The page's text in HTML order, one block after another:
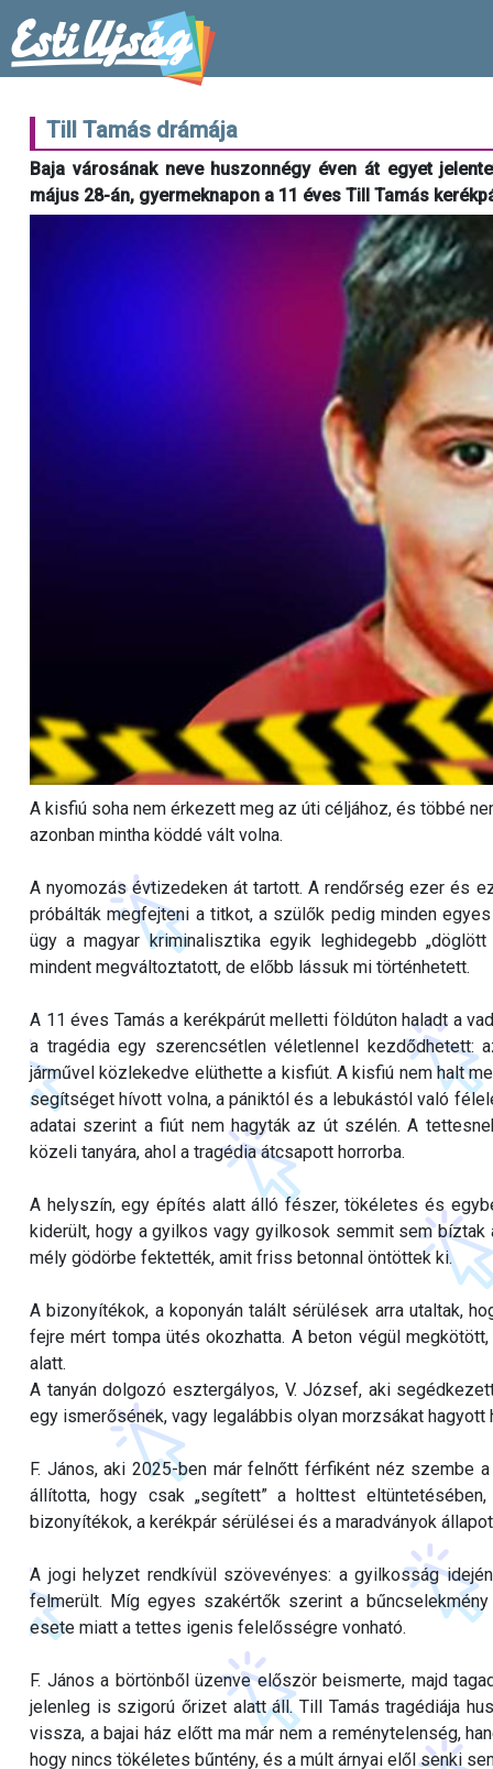
Till Tamás drámája
Baja városának neve huszonnégy éven át egyet
május 28-án, gyermeknapon a 11 éves Till Tamás
A kisfiú soha nem érkezett meg az úti céljához, és többé
azonban mintha köddé vált volna.
A nyomozás évtizedeken át tartott. A rendőrség ezer és
próbálták megfejteni a titkot, a szülők pedig minden
ügy a magyar kriminalisztika egyik leghidegebb
mindent megváltoztatott, de előbb lássuk mi történhetett.
A 11 éves Tamás a kerékpárút melletti földúton haladt a
a tragédia egy szerencsétlen véletlennel kezdődhetett:
járművel közlekedve elüthette a kisfiút. A kisfiú nem halt
segítséget hívott volna, a pániktól és a lebukástól való
adatai szerint a fiút nem hagyták az út szélén. A
közeli tanyára, ahol a tragédia átcsapott horrorba.
A helyszín, egy építés alatt álló fészer, tökéletes és
kiderült, hogy a gyilkos vagy gyilkosok semmit sem
mély gödörbe fektették, amit friss betonnal öntöttek ki.
A bizonyítékok, a koponyán talált sérülések arra utaltak,
fejre mért tompa ütés okozhatta. A beton végül
alatt.
A tanyán dolgozó esztergályos, V. József, aki
egy ismerősének, vagy legalábbis olyan morzsákat
F. János, aki 2025-ben már felnőtt férfiként néz szembe
állította, hogy csak „segített” a holttest
bizonyítékok, a kerékpár sérülései és a maradványok
A jogi helyzet rendkívül szövevényes: a gyilkosság
felmerült. Míg egyes szakértők szerint a
esete miatt a tettes igenis felelősségre vonható.
F. János a börtönből üzenve először beismerte, majd
jelenleg is szigorú őrizet alatt áll. Till Tamás tragédiája
vissza, a bajai ház előtt ma már nem a reménytelenség,
hogy nincs tökéletes bűntény, és a múlt árnyai elől senki